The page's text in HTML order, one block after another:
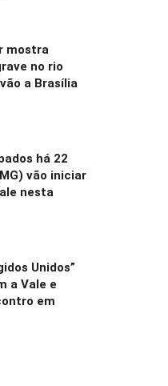
mostra
no rio
a Brasília
há 22
vão iniciar
nesta
Unidos”
a Vale e
em